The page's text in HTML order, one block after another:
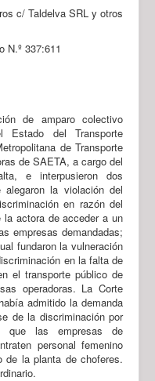
c/ Taldelva SRL y otros
N.º 337:611
de amparo colectivo
Estado del Transporte
de Transporte
de SAETA, a cargo del
e interpusieron dos
alegaron la violación del
en razón del
actora de acceder a un
empresas demandadas;
fundaron la vulneración
en la falta de
el transporte público de
operadoras. La Corte
admitido la demanda
de la discriminación por
que las empresas de
personal femenino
de la planta de choferes.